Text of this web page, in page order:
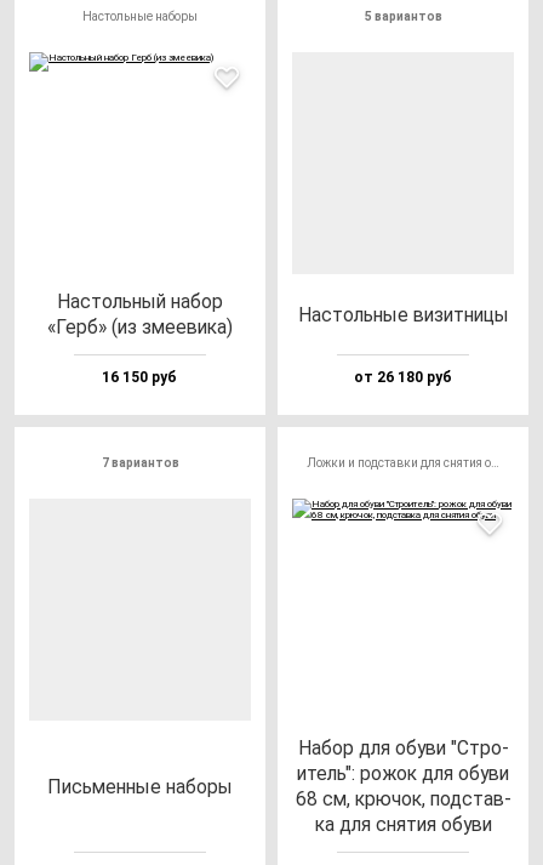
Настольные наборы
Нас­толь­ный на­бор
«Герб» (из зме­еви­ка)
16 150 руб
5 вариантов
Нас­толь­ные ви­зит­ни­цы
от 26 180 руб
7 вариантов
Пись­мен­ные на­бо­ры
Набор для обу­ви "Стро­
итель": ро­жок для обу­ви
68 см, крю­чок, под­став­
ка для сня­тия обу­ви